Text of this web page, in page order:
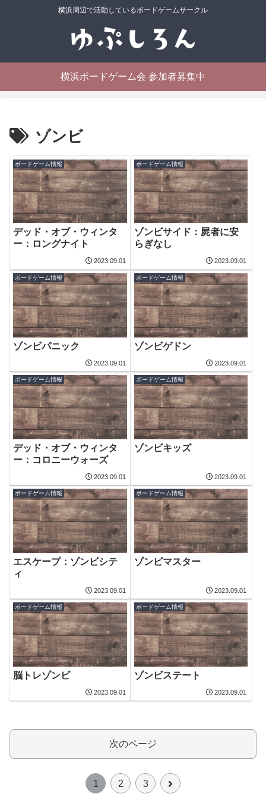
横浜周辺で活動しているボードゲームサークル
横浜ボードゲーム会 参加者募集中
ゾンビ
ボードゲーム情報
デッド・オブ・ウィンタ
ー：ロングナイト
2023.09.01
ボードゲーム情報
ゾンビサイド：屍者に安
らぎなし
2023.09.01
ボードゲーム情報
ゾンビパニック
2023.09.01
ボードゲーム情報
ゾンビゲドン
2023.09.01
ボードゲーム情報
デッド・オブ・ウィンタ
ー：コロニーウォーズ
2023.09.01
ボードゲーム情報
ゾンビキッズ
2023.09.01
ボードゲーム情報
エスケープ：ゾンビシテ
ィ
2023.09.01
ボードゲーム情報
ゾンビマスター
2023.09.01
ボードゲーム情報
脳トレゾンビ
2023.09.01
ボードゲーム情報
ゾンビステート
2023.09.01
次のページ
1 2 3
次